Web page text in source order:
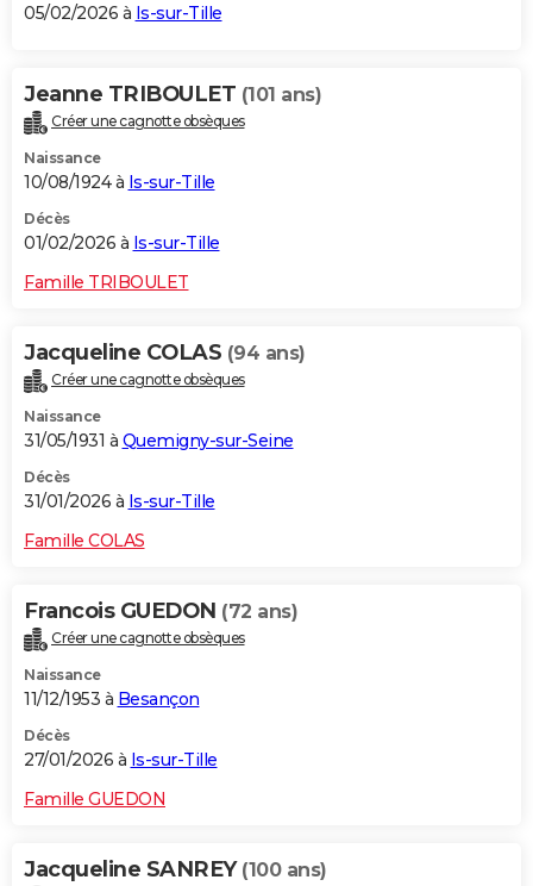
05/02/2026 à Is-sur-Tille
Jeanne TRIBOULET (101 ans)
Créer une cagnotte obsèques
Naissance
10/08/1924 à Is-sur-Tille
Décès
01/02/2026 à Is-sur-Tille
Famille TRIBOULET
Jacqueline COLAS (94 ans)
Créer une cagnotte obsèques
Naissance
31/05/1931 à Quemigny-sur-Seine
Décès
31/01/2026 à Is-sur-Tille
Famille COLAS
Francois GUEDON (72 ans)
Créer une cagnotte obsèques
Naissance
11/12/1953 à Besançon
Décès
27/01/2026 à Is-sur-Tille
Famille GUEDON
Jacqueline SANREY (100 ans)